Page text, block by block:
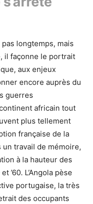
longtemps, mais
il façonne le portrait
aux enjeux
encore auprès du
guerres
africain tout
plus tellement
française de la
un travail de mémoire,
à la hauteur des
’60. L’Angola pèse
portugaise, la très
des occupants